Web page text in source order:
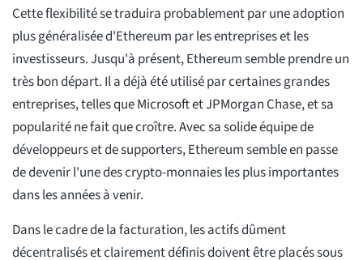
Cette flexibilité se traduira probablement par une adoption
plus généralisée d'Ethereum par les entreprises et les
investisseurs. Jusqu'à présent, Ethereum semble prendre un
très bon départ. Il a déjà été utilisé par certaines grandes
entreprises, telles que Microsoft et JPMorgan Chase, et sa
popularité ne fait que croître. Avec sa solide équipe de
développeurs et de supporters, Ethereum semble en passe
de devenir l'une des crypto-monnaies les plus importantes
dans les années à venir.
Dans le cadre de la facturation, les actifs dûment
décentralisés et clairement définis doivent être placés sous